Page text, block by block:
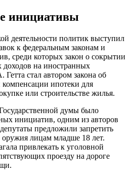
инициативы
деятельности политик выступил
к федеральным законам и
среди которых закон о сокрытии
доходов на иностранных
стал автором закона об
ипотеки для
или строительстве жилья.
думы было
инициатив, одним из авторов
предложили запретить
лицам младше 18 лет.
привлекать к уголовной
проезду на дороге